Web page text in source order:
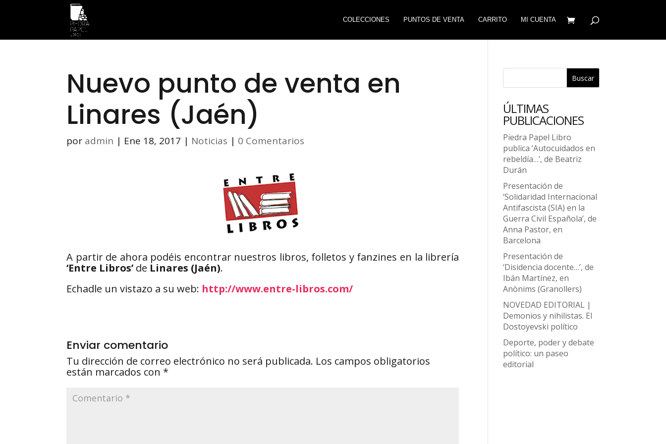
COLECCIONES PUNTOS DE VENTA CARRITO MI CUENTA
Nuevo punto de venta en
Linares (Jaén)
por admin | Ene 18, 2017 | Noticias | 0 Comentarios
A partir de ahora podéis encontrar nuestros libros, folletos y fanzines en la librería
‘Entre Libros’ de Linares (Jaén).
Echadle un vistazo a su web: http://www.entre-libros.com/
Enviar comentario
Tu dirección de correo electrónico no será publicada. Los campos obligatorios
están marcados con *
Buscar
ÚLTIMAS
PUBLICACIONES
Piedra Papel Libro
publica ‘Autocuidados en
rebeldía…’, de Beatriz
Durán
Presentación de
‘Solidaridad Internacional
Antifascista (SIA) en la
Guerra Civil Española’, de
Anna Pastor, en
Barcelona
Presentación de
‘Disidencia docente…’, de
Ibán Martínez, en
Anònims (Granollers)
NOVEDAD EDITORIAL |
Demonios y nihilistas. El
Dostoyevski político
Deporte, poder y debate
político: un paseo
editorial